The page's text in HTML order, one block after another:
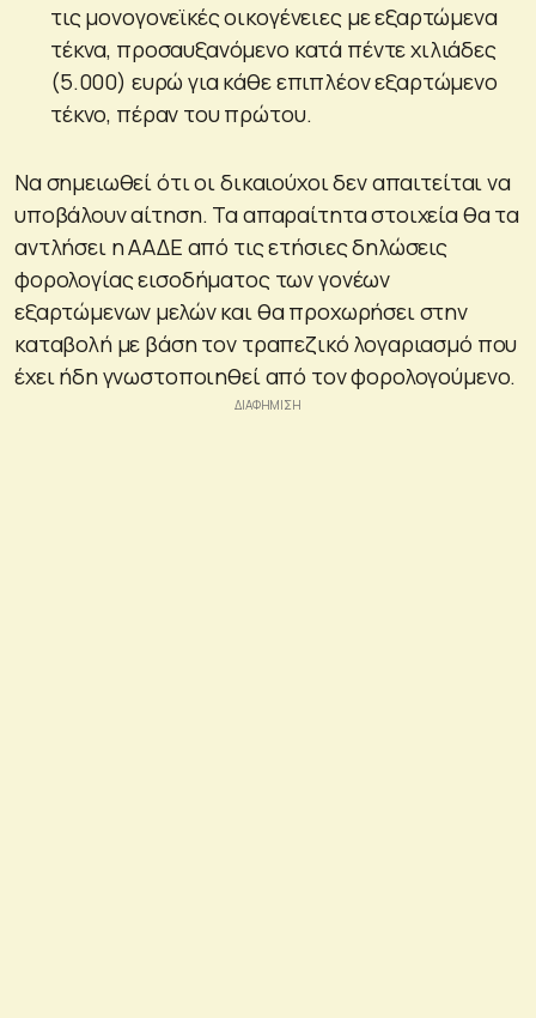
τις μονογονεϊκές οικογένειες με εξαρτώμενα
τέκνα, προσαυξανόμενο κατά πέντε χιλιάδες
(5.000) ευρώ για κάθε επιπλέον εξαρτώμενο
τέκνο, πέραν του πρώτου.
Να σημειωθεί ότι οι δικαιούχοι δεν απαιτείται να
υποβάλουν αίτηση. Τα απαραίτητα στοιχεία θα τα
αντλήσει η ΑΑΔΕ από τις ετήσιες δηλώσεις
φορολογίας εισοδήματος των γονέων
εξαρτώμενων μελών και θα προχωρήσει στην
καταβολή με βάση τον τραπεζικό λογαριασμό που
έχει ήδη γνωστοποιηθεί από τον φορολογούμενο.